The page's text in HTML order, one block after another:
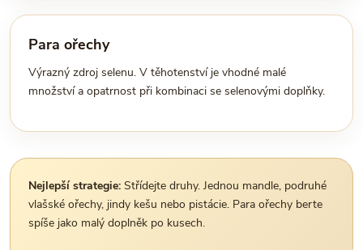
Para ořechy
Výrazný zdroj selenu. V těhotenství je vhodné malé
množství a opatrnost při kombinaci se selenovými doplňky.
Nejlepší strategie: Střídejte druhy. Jednou mandle, podruhé
vlašské ořechy, jindy kešu nebo pistácie. Para ořechy berte
spíše jako malý doplněk po kusech.